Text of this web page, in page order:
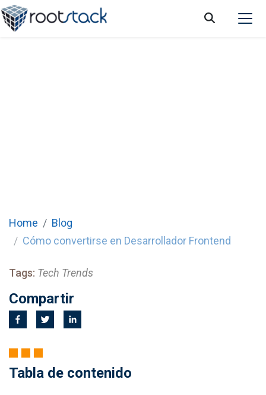
Home
Blog
Cómo convertirse en Desarrollador Frontend
Tags: Tech Trends
Compartir
Tabla de contenido